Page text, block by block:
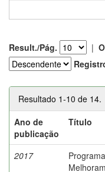
Result./Pág. |
Resultado 1-10 de 14.
Ano de
publicação
Título
2017